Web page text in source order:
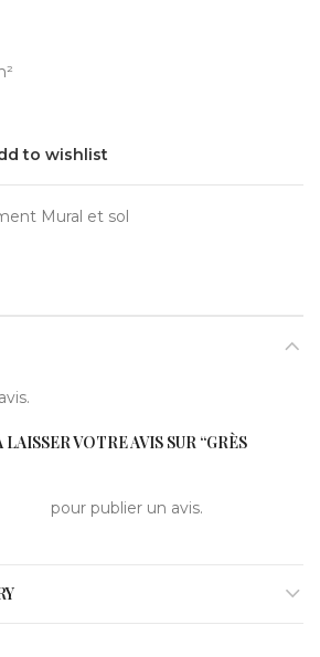
to wishlist
Mural et sol
VOTRE AVIS SUR “GRÈS
pour publier un avis.